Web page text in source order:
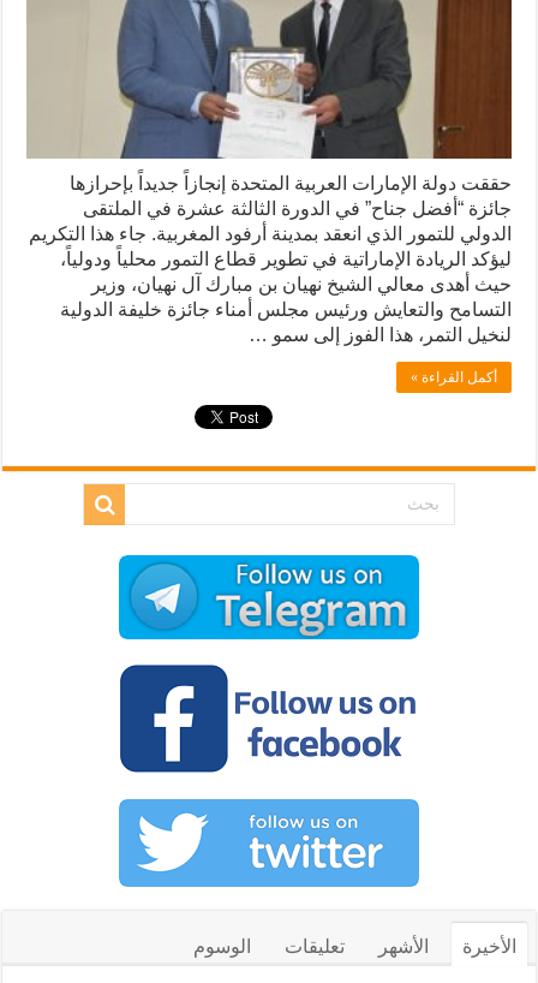
حققت دولة الإمارات العربية المتحدة إنجازاً جديداً بإحرازها
جائزة “أفضل جناح” في الدورة الثالثة عشرة في الملتقى
الدولي للتمور الذي انعقد بمدينة أرفود المغربية. جاء هذا التكريم
ليؤكد الريادة الإماراتية في تطوير قطاع التمور محلياً ودولياً،
حيث أهدى معالي الشيخ نهيان بن مبارك آل نهيان، وزير
التسامح والتعايش ورئيس مجلس أمناء جائزة خليفة الدولية
لنخيل التمر، هذا الفوز إلى سمو …
أكمل القراءة »
الأخيرة الأشهر تعليقات الوسوم